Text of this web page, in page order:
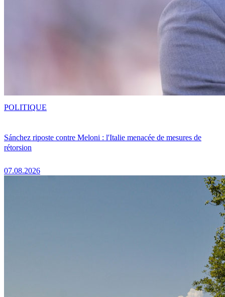
Sánchez riposte contre Meloni : l'Italie menacée de mesures de
rétorsion
07.08.2026
POLITIQUE